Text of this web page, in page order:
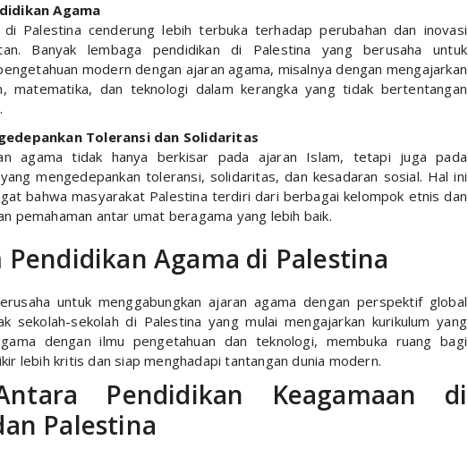
Agama
di Palestina cenderung lebih terbuka terhadap perubahan dan inovasi
Banyak lembaga pendidikan di Palestina yang berusaha untuk
modern dengan ajaran agama, misalnya dengan mengajarkan
matematika, dan teknologi dalam kerangka yang tidak bertentangan
Toleransi dan Solidaritas
agama tidak hanya berkisar pada ajaran Islam, tetapi juga pada
mengedepankan toleransi, solidaritas, dan kesadaran sosial. Hal ini
bahwa masyarakat Palestina terdiri dari berbagai kelompok etnis dan
pemahaman antar umat beragama yang lebih baik.
Pendidikan Agama di Palestina
untuk menggabungkan ajaran agama dengan perspektif global
sekolah-sekolah di Palestina yang mulai mengajarkan kurikulum yang
dengan ilmu pengetahuan dan teknologi, membuka ruang bagi
lebih kritis dan siap menghadapi tantangan dunia modern.
Pendidikan Keagamaan di
Palestina